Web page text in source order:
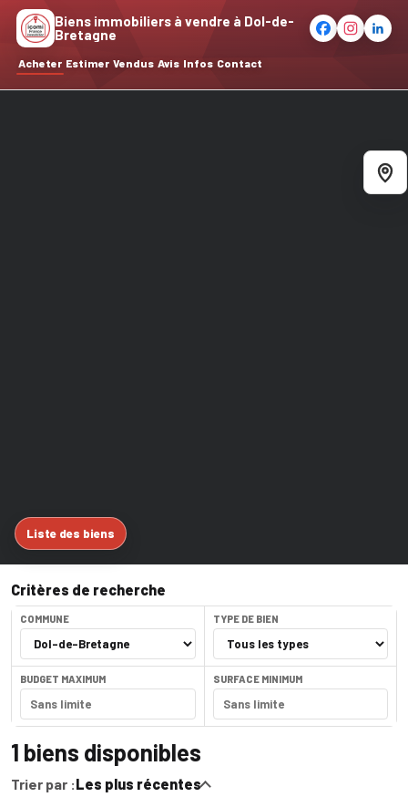
Acheter Estimer Vendus Avis Infos Contact
Biens immobiliers à vendre à Dol-de-
Bretagne
Critères de recherche
COMMUNE TYPE DE BIEN
BUDGET MAXIMUM SURFACE MINIMUM
1 biens disponibles
Trier par :Les plus récentes
Liste des biens